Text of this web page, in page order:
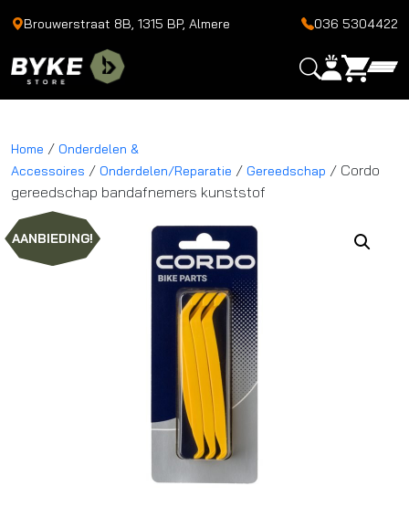
Brouwerstraat 8B, 1315 BP, Almere 036 5304422
Home / Onderdelen &
Accessoires / Onderdelen/Reparatie / Gereedschap / Cordo
gereedschap bandafnemers kunststof
AANBIEDING!